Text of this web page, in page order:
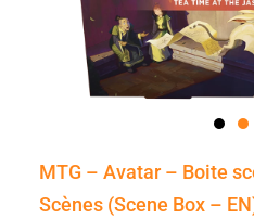
MTG – Avatar – Boite
Scènes (Scene Box –